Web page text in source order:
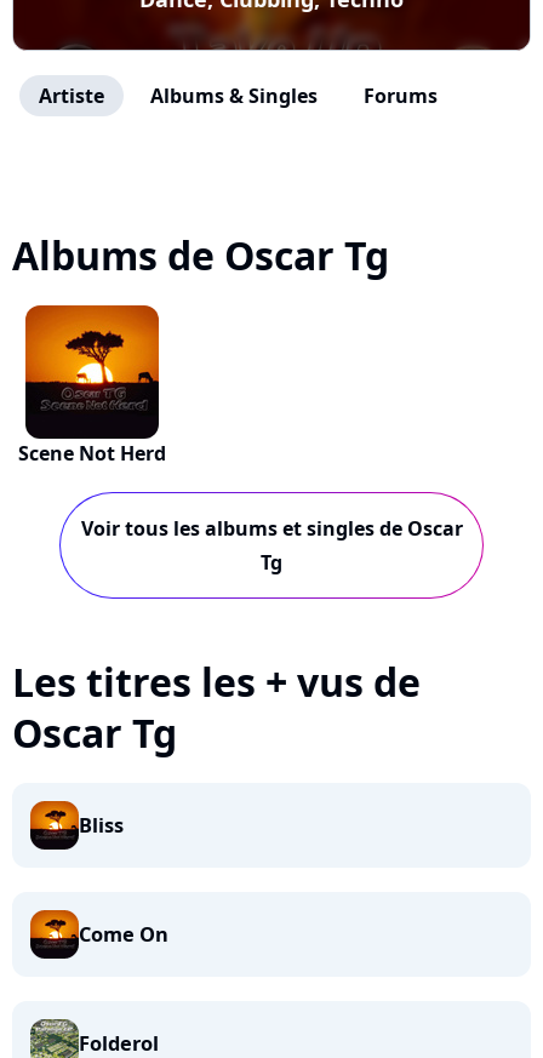
Artiste Albums & Singles Forums
Albums de Oscar Tg
Scene Not Herd
Voir tous les albums et singles de Oscar
Tg
Les titres les + vus de
Oscar Tg
Bliss
Come On
Folderol